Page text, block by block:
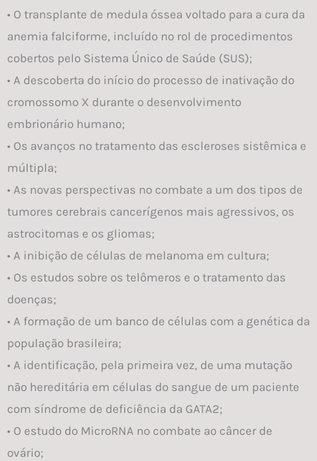
• O transplante de medula óssea voltado para a cura da
anemia falciforme, incluído no rol de procedimentos
cobertos pelo Sistema Único de Saúde (SUS);
• A descoberta do início do processo de inativação do
cromossomo X durante o desenvolvimento
embrionário humano;
• Os avanços no tratamento das escleroses sistêmica e
múltipla;
• As novas perspectivas no combate a um dos tipos de
tumores cerebrais cancerígenos mais agressivos, os
astrocitomas e os gliomas;
• A inibição de células de melanoma em cultura;
• Os estudos sobre os telômeros e o tratamento das
doenças;
• A formação de um banco de células com a genética da
população brasileira;
• A identificação, pela primeira vez, de uma mutação
não hereditária em células do sangue de um paciente
com síndrome de deficiência da GATA2;
• O estudo do MicroRNA no combate ao câncer de
ovário;